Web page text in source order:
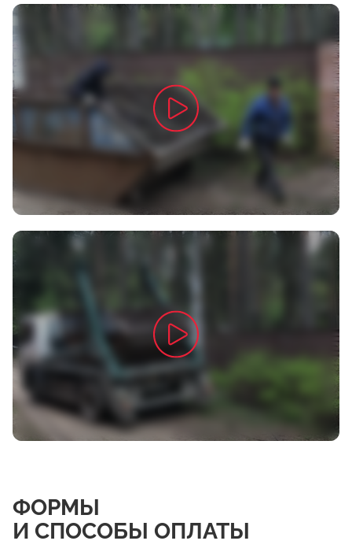
ФОРМЫ
И СПОСОБЫ ОПЛАТЫ